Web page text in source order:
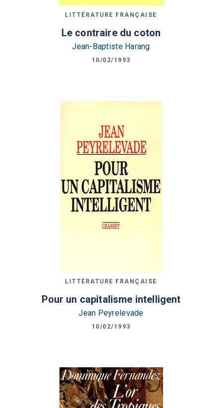
LITTÉRATURE FRANÇAISE
Le contraire du coton
Jean-Baptiste Harang
10/02/1993
LITTÉRATURE FRANÇAISE
Pour un capitalisme intelligent
Jean Peyrelevade
10/02/1993